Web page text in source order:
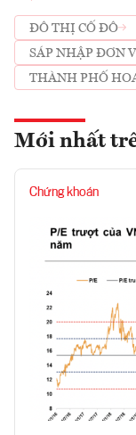
ĐÔ THỊ CỐ ĐÔ
SÁP NHẬP ĐƠN
THÀNH PHỐ
Mới nhất
Chứng khoán